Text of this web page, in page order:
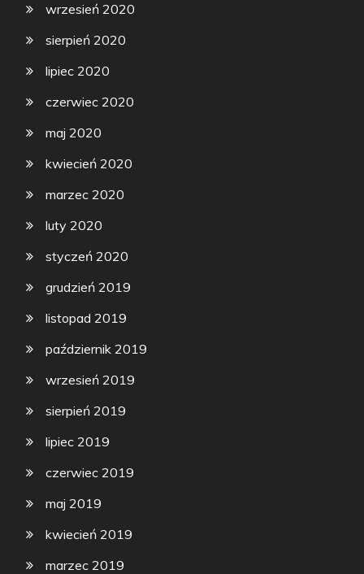
wrzesień 2020
sierpień 2020
lipiec 2020
czerwiec 2020
maj 2020
kwiecień 2020
marzec 2020
luty 2020
styczeń 2020
grudzień 2019
listopad 2019
październik 2019
wrzesień 2019
sierpień 2019
lipiec 2019
czerwiec 2019
maj 2019
kwiecień 2019
marzec 2019